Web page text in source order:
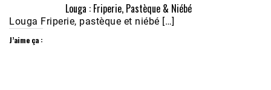
Louga : Friperie, Pastèque & Niébé
Louga Friperie, pastèque et niébé […]
J’aime ça :